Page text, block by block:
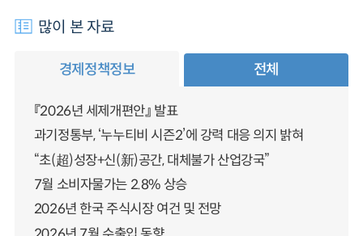
많이 본 자료
경제정책정보 전체
『2026년 세제개편안』 발표
과기정통부, ‘누누티비 시즌2’에 강력 대응 의지 밝혀
“초(超)성장+신(新)공간, 대체불가 산업강국”
7월 소비자물가는 2.8% 상승
2026년 한국 주식시장 여건 및 전망